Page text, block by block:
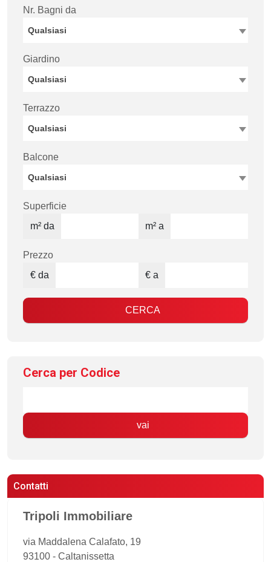
Nr. Bagni da
Qualsiasi
Giardino
Qualsiasi
Terrazzo
Qualsiasi
Balcone
Qualsiasi
Superficie
m² da
m² a
Prezzo
€ da
€ a
CERCA
Cerca per Codice
vai
Contatti
Tripoli Immobiliare
via Maddalena Calafato, 19
93100 - Caltanissetta